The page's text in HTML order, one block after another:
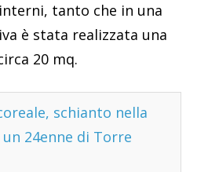
tanto che in una
è stata realizzata una
20 mq.
schianto nella
24enne di Torre